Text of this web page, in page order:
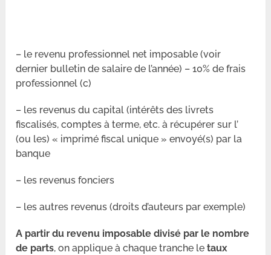
– le revenu professionnel net imposable (voir
dernier bulletin de salaire de l’année) – 10% de frais
professionnel (c)
– les revenus du capital (intérêts des livrets
fiscalisés, comptes à terme, etc. à récupérer sur l’
(ou les) « imprimé fiscal unique » envoyé(s) par la
banque
– les revenus fonciers
– les autres revenus (droits d’auteurs par exemple)
A partir du revenu imposable divisé par le nombre
de parts, on applique à chaque tranche le taux